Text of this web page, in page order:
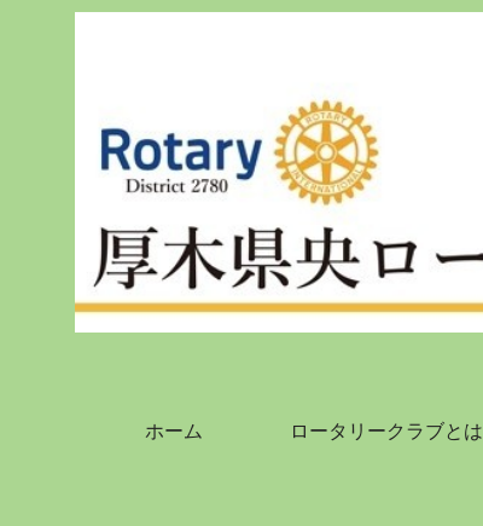
ホーム ロータリークラブとは